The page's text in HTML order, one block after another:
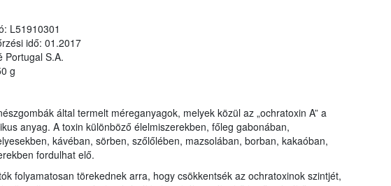
L51910301
idő: 01.2017
Portugal S.A.
g
által termelt méreganyagok, melyek közül az „ochratoxin A” a
anyag. A toxin különböző élelmiszerekben, főleg gabonában,
kávéban, sörben, szőlőlében, mazsolában, borban, kakaóban,
fordulhat elő.
folyamatosan törekednek arra, hogy csökkentsék az ochratoxinok szintjét,